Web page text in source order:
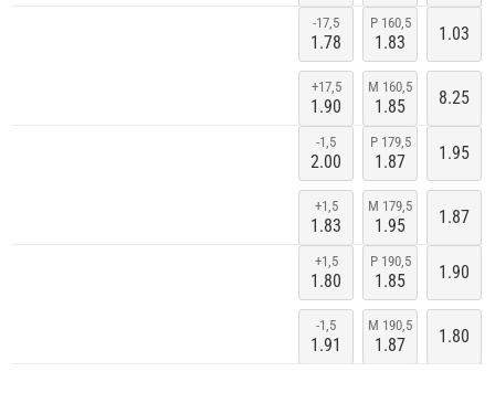
-17,5
1.78
+17,5
1.90
P 160,5
1.83
M 160,5
1.85
1.03
8.25
-1,5
2.00
+1,5
1.83
P 179,5
1.87
M 179,5
1.95
1.95
1.87
+1,5
1.80
-1,5
1.91
P 190,5
1.85
M 190,5
1.87
1.90
1.80